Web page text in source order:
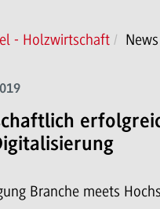
- Holzwirtschaft
Branche meets